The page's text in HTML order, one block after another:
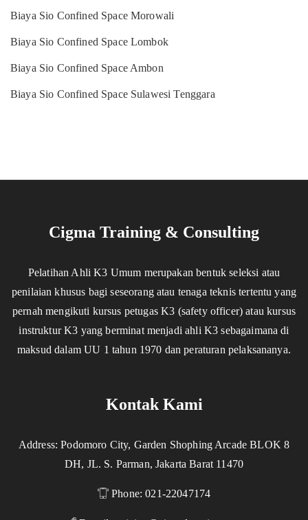
Biaya Sio Confined Space Morowali
Biaya Sio Confined Space Lombok
Biaya Sio Confined Space Ambon
Biaya Sio Confined Space Sulawesi Tenggara
Cigma Training & Consulting
Pelatihan Ahli K3 Umum merupakan bentuk seleksi atau
penilaian khusus bagi seseorang atau tenaga teknis tertentu yang
pernah mengikuti kursus petugas K3 (safety officer) atau kursus
instruktur K3 yang berminat menjadi ahli K3 sebagaimana di
maksud dalam UU 1 tahun 1970 dan peraturan pelaksananya.
Kontak Kami
Address: Podomoro City, Garden Shophing Arcade BLOK 8
DH, JL. S. Parman, Jakarta Barat 11470
Phone: 021-22047174